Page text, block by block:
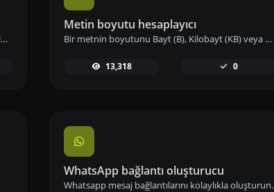
Kendi özel imzanızı kolayca oluşturun ve kolaylıkla indirin.
Metin boyutu hesaplayıcı
Bir metnin boyutunu Bayt (B), Kilobayt (KB) veya Megabayt (MB) cinsinden alın.
13,318 0
WhatsApp bağlantı oluşturucu
Whatsapp mesaj bağlantılarını kolaylıkla oluşturun.